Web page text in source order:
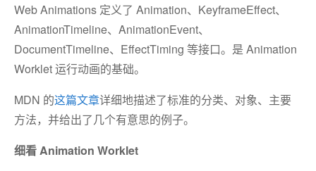
Web Animations 定义了 Animation、KeyframeEffect、
AnimationTimeline、AnimationEvent、
DocumentTimeline、EffectTiming 等接口。是 Animation
Worklet 运行动画的基础。
MDN 的这篇文章详细地描述了标准的分类、对象、主要
方法，并给出了几个有意思的例子。
细看 Animation Worklet